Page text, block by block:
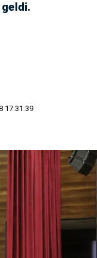
geldi.
17:31:39